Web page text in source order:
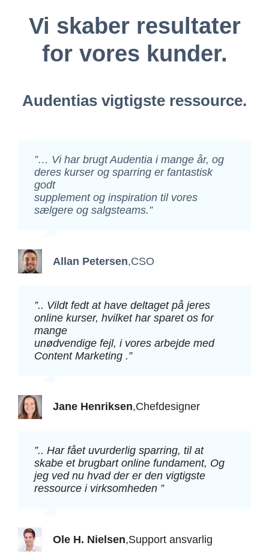
Vi skaber resultater
for vores kunder.
Audentias vigtigste ressource.
”… Vi har brugt Audentia i mange år, og
deres kurser og sparring er fantastisk
godt
supplement og inspiration til vores
sælgere og salgsteams.”
Allan Petersen,CSO
”.. Vildt fedt at have deltaget på jeres
online kurser, hvilket har sparet os for
mange
unødvendige fejl, i vores arbejde med
Content Marketing .”
Jane Henriksen,Chefdesigner
”.. Har fået uvurderlig sparring, til at
skabe et brugbart online fundament, Og
jeg ved nu hvad der er den vigtigste
ressource i virksomheden ”
Ole H. Nielsen,Support ansvarlig